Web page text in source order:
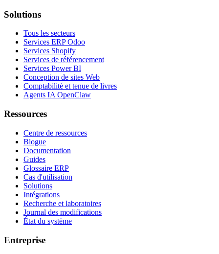
Solutions
Tous les secteurs
Services ERP Odoo
Services Shopify
Services de référencement
Services Power BI
Conception de sites Web
Comptabilité et tenue de livres
Agents IA OpenClaw
Ressources
Centre de ressources
Blogue
Documentation
Guides
Glossaire ERP
Cas d'utilisation
Solutions
Intégrations
Recherche et laboratoires
Journal des modifications
État du système
Entreprise